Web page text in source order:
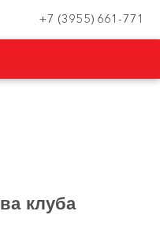
+7 (3955) 661-771
клуба